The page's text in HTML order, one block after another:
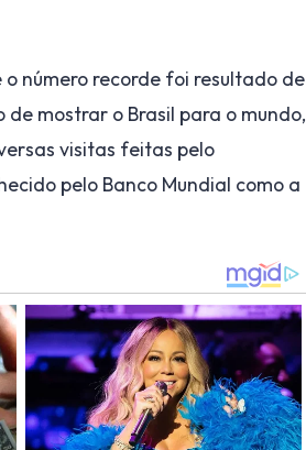
o número recorde foi resultado de
mostrar o Brasil para o mundo,
visitas feitas pelo
pelo Banco Mundial como a